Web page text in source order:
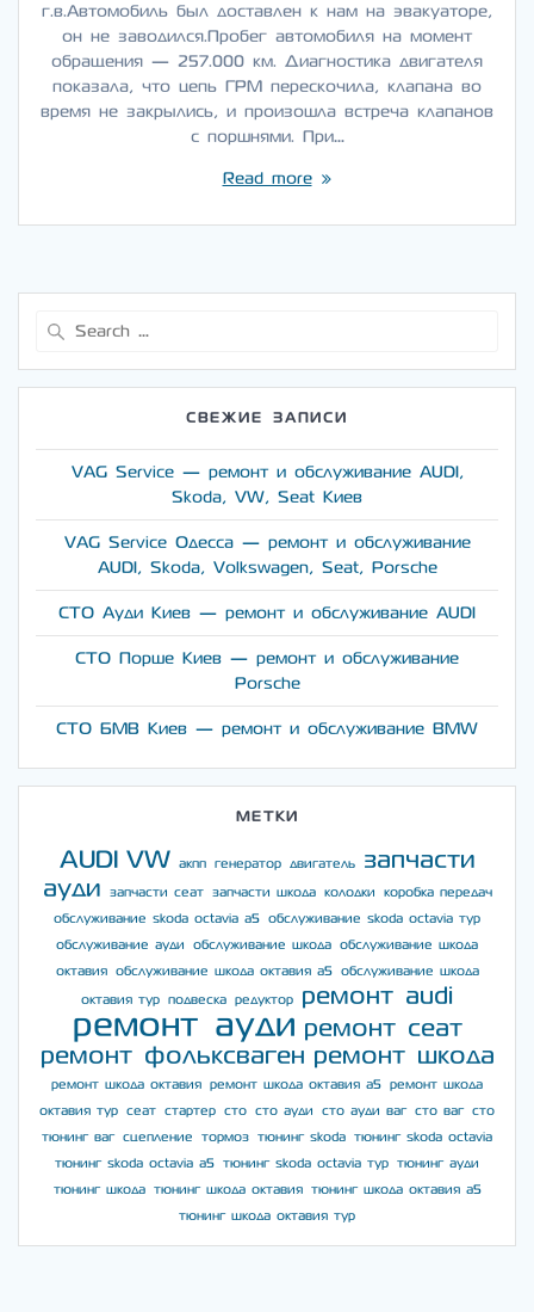
г.в.Автомобиль был доставлен к нам на эвакуаторе,
он не заводился.Пробег автомобиля на момент
обращения — 257.000 км. Диагностика двигателя
показала, что цепь ГРМ перескочила, клапана во
время не закрылись, и произошла встреча клапанов
с поршнями. При…
Read more
СВЕЖИЕ ЗАПИСИ
VAG Service — ремонт и обслуживание AUDI,
Skoda, VW, Seat Киев
VAG Service Одесса — ремонт и обслуживание
AUDI, Skoda, Volkswagen, Seat, Porsche
СТО Ауди Киев — ремонт и обслуживание AUDI
СТО Порше Киев — ремонт и обслуживание
Porsche
СТО БМВ Киев — ремонт и обслуживание BMW
МЕТКИ
AUDI VW акпп генератор двигатель
запчасти
ауди
запчасти сеат запчасти шкода колодки
коробка передач
обслуживание skoda octavia a5
обслуживание skoda octavia тур
обслуживание ауди
обслуживание шкода
обслуживание шкода
октавия
обслуживание шкода октавия а5 обслуживание шкода
октавия тур подвеска редуктор ремонт audi
ремонт ауди ремонт сеат
ремонт фольксваген ремонт шкода
ремонт шкода октавия ремонт шкода октавия а5
ремонт шкода
октавия тур
сеат стартер сто сто ауди сто ауди ваг сто ваг
сто
тюнинг ваг
сцепление тормоз тюнинг skoda
тюнинг skoda octavia
тюнинг skoda octavia a5
тюнинг skoda octavia тур
тюнинг ауди
тюнинг шкода
тюнинг шкода октавия
тюнинг шкода октавия а5
тюнинг шкода октавия тур